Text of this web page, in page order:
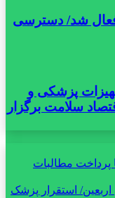
شد/ دسترسی
پزشکی و
سلامت برگزار